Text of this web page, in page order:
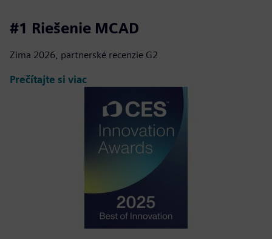
#1 Riešenie MCAD
Zima 2026, partnerské recenzie G2
Prečítajte si viac